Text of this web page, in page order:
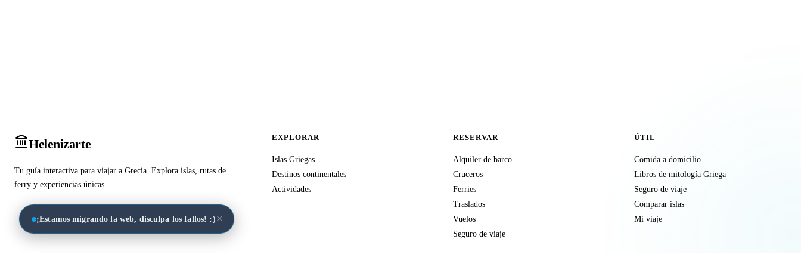
¡Estamos migrando la web, disculpa los fallos! :) ×
Helenizarte
Tu guía interactiva para viajar a Grecia. Explora islas, rutas de
ferry y experiencias únicas.
EXPLORAR
Islas Griegas
Destinos continentales
Actividades
RESERVAR
Alquiler de barco
Cruceros
Ferries
Traslados
Vuelos
Seguro de viaje
ÚTIL
Comida a domicilio
Libros de mitología Griega
Seguro de viaje
Comparar islas
Mi viaje